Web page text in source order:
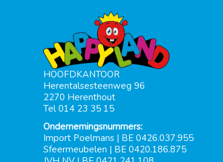
HOOFDKANTOOR
Herentalsesteenweg 96
2270 Herenthout
Tel 014 23 35 15
Ondernemingsnummers:
Import Poelmans | BE 0426.037.955
Sfeermeubelen | BE 0420.186.875